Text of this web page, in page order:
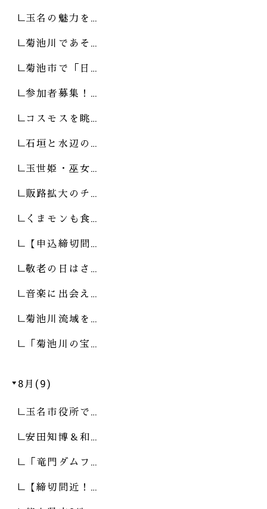
玉名の魅力を…
菊池川であそ…
菊池市で「日…
参加者募集！…
コスモスを眺…
石垣と水辺の…
玉世姫・巫女…
販路拡大のチ…
くまモンも食…
【申込締切間…
敬老の日はさ…
音楽に出会え…
菊池川流域を…
「菊池川の宝…
8月(9)
玉名市役所で…
安田知博＆和…
「竜門ダムフ…
【締切間近！…